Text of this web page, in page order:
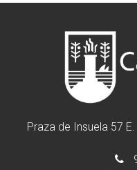
Praza de Insuela 57